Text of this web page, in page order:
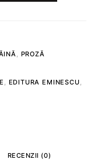
, PROZĂ
, EDITURA EMINESCU,
RECENZII (0)